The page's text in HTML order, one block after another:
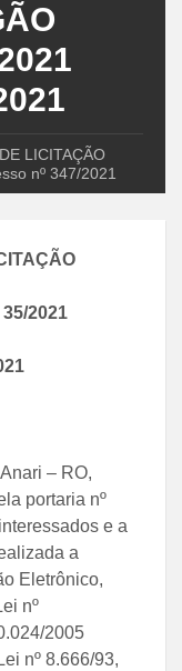
LICITAÇÃO
nº 347/2021
35/2021
– RO,
portaria nº
e a
a
Eletrônico,
nº
2005
nº 8.666/93,